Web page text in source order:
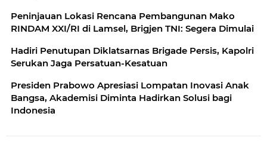
Peninjauan Lokasi Rencana Pembangunan Mako
RINDAM XXI/RI di Lamsel, Brigjen TNI: Segera Dimulai
Hadiri Penutupan Diklatsarnas Brigade Persis, Kapolri
Serukan Jaga Persatuan-Kesatuan
Presiden Prabowo Apresiasi Lompatan Inovasi Anak
Bangsa, Akademisi Diminta Hadirkan Solusi bagi
Indonesia